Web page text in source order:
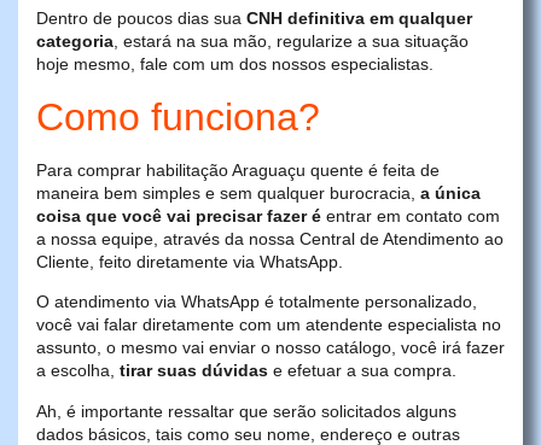
Dentro de poucos dias sua CNH definitiva em qualquer
categoria, estará na sua mão, regularize a sua situação
hoje mesmo, fale com um dos nossos especialistas.
Como funciona?
Para comprar habilitação Araguaçu quente é feita de
maneira bem simples e sem qualquer burocracia, a única
coisa que você vai precisar fazer é entrar em contato com
a nossa equipe, através da nossa Central de Atendimento ao
Cliente, feito diretamente via WhatsApp.
O atendimento via WhatsApp é totalmente personalizado,
você vai falar diretamente com um atendente especialista no
assunto, o mesmo vai enviar o nosso catálogo, você irá fazer
a escolha, tirar suas dúvidas e efetuar a sua compra.
Ah, é importante ressaltar que serão solicitados alguns
dados básicos, tais como seu nome, endereço e outras